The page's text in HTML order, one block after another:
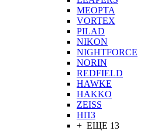
MEOPTA
VORTEX
PILAD
NIKON
NIGHTFORCE
NORIN
REDFIELD
HAWKE
HAKKO
ZEISS
НПЗ
+ ЕЩЕ 13